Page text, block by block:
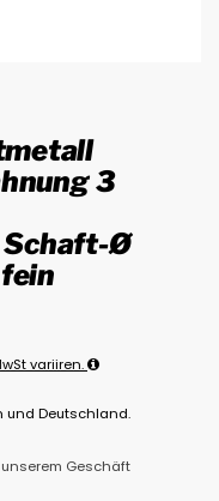
3
Ø
variiren.
und Deutschland.
Geschäft